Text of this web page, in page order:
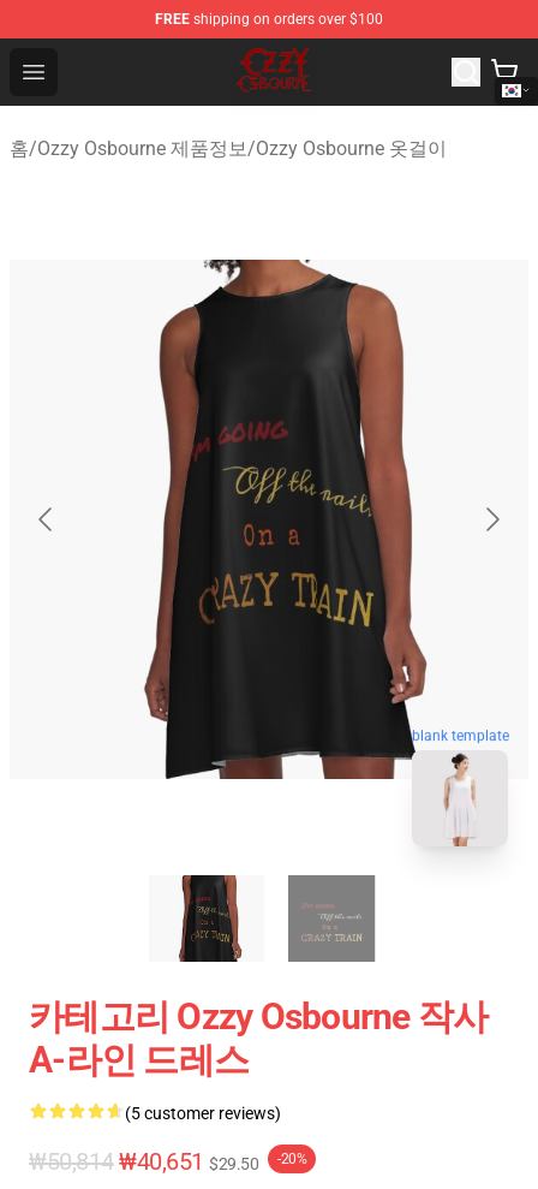
FREE shipping on orders over $100
Open menu
Ozzy Osbourne Store - Official Ozzy Osbourne
홈/Ozzy Osbourne 제품정보/Ozzy Osbourne 옷걸이
blank template
카테고리 Ozzy Osbourne 작사
A-라인 드레스
(5 customer reviews)
₩50,814₩40,651 $29.50 -20%